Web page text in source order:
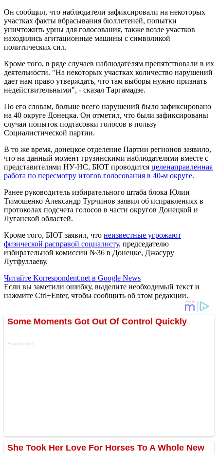
Он сообщил, что наблюдатели зафиксировали на некоторых
участках факты вбрасывания бюллетеней, попытки
уничтожить урны для голосования, также возле участков
находились агитационные машины с символикой
политических сил.
Кроме того, в ряде случаев наблюдателям препятствовали в их
деятельности. "На некоторых участках количество нарушений
дает нам право утверждать, что там выборы нужно признать
недействительными", - сказал Таргамадзе.
По его словам, больше всего нарушений было зафиксировано
на 40 округе Донецка. Он отметил, что были зафиксированы
случаи попыток подтасовки голосов в пользу
Социалистической партии.
В то же время, донецкое отделение Партии регионов заявило,
что на данный момент грузинскими наблюдателями вместе с
представителями НУ-НС, БЮТ проводится целенаправленная
работа по пересмотру итогов голосования в 40-м округе.
Ранее руководитель избирательного штаба блока Юлии
Тимошенко Александр Турчинов заявил об исправлениях в
протоколах подсчета голосов в части округов Донецкой и
Луганской областей.
Кроме того, БЮТ заявил, что неизвестные угрожают
физической расправой социалисту, председателю
избирательной комиссии №36 в Донецке, Джасуру
Лутфуллаеву.
Читайте Korrespondent.net в Google News
Если вы заметили ошибку, выделите необходимый текст и
нажмите Ctrl+Enter, чтобы сообщить об этом редакции.